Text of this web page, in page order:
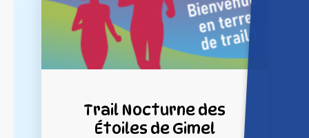
Trail Nocturne des
Étoiles de Gimel